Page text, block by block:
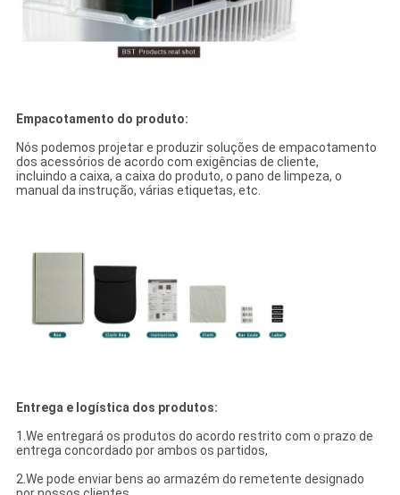
Empacotamento do produto:
Nós podemos projetar e produzir soluções de empacotamento
dos acessórios de acordo com exigências de cliente,
incluindo a caixa, a caixa do produto, o pano de limpeza, o
manual da instrução, várias etiquetas, etc.
Entrega e logística dos produtos:
1.We entregará os produtos do acordo restrito com o prazo de
entrega concordado por ambos os partidos,
2.We pode enviar bens ao armazém do remetente designado